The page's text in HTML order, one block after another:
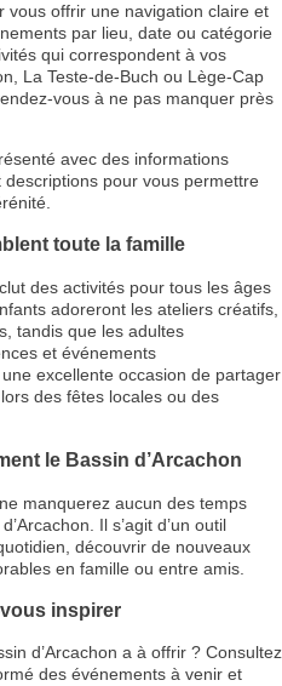
vous offrir une navigation claire et
par lieu, date ou catégorie
qui correspondent à vos
La Teste-de-Buch ou Lège-Cap
vous à ne pas manquer près
avec des informations
pour vous permettre
toute la famille
des activités pour tous les âges
adoreront les ateliers créatifs,
tandis que les adultes
et événements
excellente occasion de partager
des fêtes locales ou des
le Bassin d’Arcachon
manquerez aucun des temps
Il s’agit d’un outil
découvrir de nouveaux
en famille ou entre amis.
inspirer
d’Arcachon a à offrir ? Consultez
des événements à venir et